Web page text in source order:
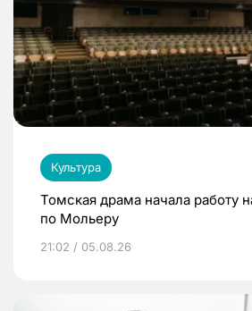
Культура
Томская драма начала работу
по Мольеру
21:02 / 05.08.26